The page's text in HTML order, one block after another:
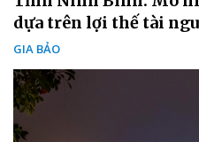
dựa trên lợi thế tài
GIA BẢO